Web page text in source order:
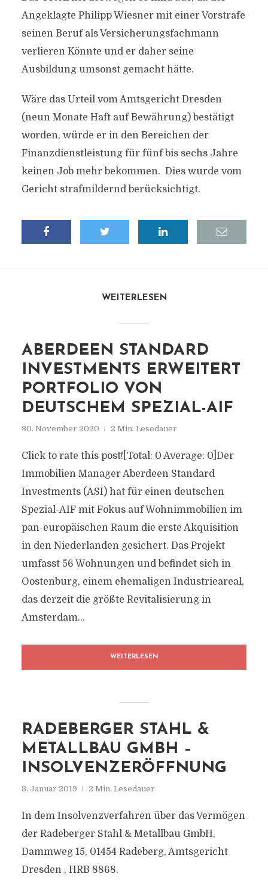
Angeklagte Philipp Wiesner mit einer Vorstrafe
seinen Beruf als Versicherungsfachmann
verlieren Könnte und er daher seine
Ausbildung umsonst gemacht hätte.
Wäre das Urteil vom Amtsgericht Dresden
(neun Monate Haft auf Bewährung) bestätigt
worden, würde er in den Bereichen der
Finanzdienstleistung für fünf bis sechs Jahre
keinen Job mehr bekommen. Dies wurde vom
Gericht strafmildernd berücksichtigt.
WEITERLESEN
ABERDEEN STANDARD
INVESTMENTS ERWEITERT
PORTFOLIO VON
DEUTSCHEM SPEZIAL-AIF
30. November 2020 2 Min. Lesedauer
Click to rate this post![Total: 0 Average: 0]Der
Immobilien Manager Aberdeen Standard
Investments (ASI) hat für einen deutschen
Spezial-AIF mit Fokus auf Wohnimmobilien im
pan-europäischen Raum die erste Akquisition
in den Niederlanden gesichert. Das Projekt
umfasst 56 Wohnungen und befindet sich in
Oostenburg, einem ehemaligen Industrieareal,
das derzeit die größte Revitalisierung in
Amsterdam...
WEITERLESEN
RADEBERGER STAHL &
METALLBAU GMBH –
INSOLVENZERÖFFNUNG
8. Januar 2019 2 Min. Lesedauer
In dem Insolvenzverfahren über das Vermögen
der Radeberger Stahl & Metallbau GmbH,
Dammweg 15, 01454 Radeberg, Amtsgericht
Dresden , HRB 8868.